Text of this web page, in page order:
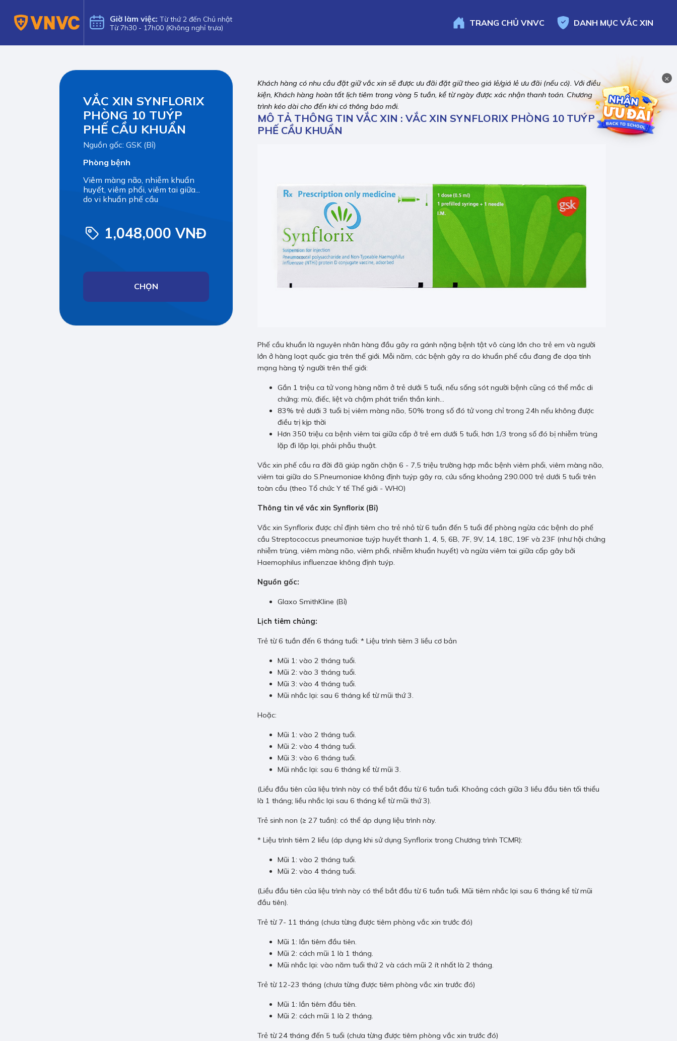
Giờ làm việc: Từ thứ 2 đến Chủ nhật
Từ 7h30 - 17h00 (Không nghỉ trưa)
TRANG CHỦVNVC DANH MỤC VẮC XIN
VẮC XIN SYNFLORIX
PHÒNG 10 TUÝP
PHẾ CẦU KHUẨN
Nguồn gốc: GSK (Bỉ)
Phòng bệnh
Viêm màng não, nhiễm khuẩn
huyết, viêm phổi, viêm tai giữa...
do vi khuẩn phế cầu
1,048,000 VNĐ
CHỌN
Khách hàng có nhu cầu đặt giữ vắc xin sẽ được ưu đãi đặt giữ theo giá lẻ/giá lẻ ưu đãi (nếu có). Với điều
kiện, Khách hàng hoàn tất lịch tiêm trong vòng 5 tuần, kể từ ngày được xác nhận thanh toán. Chương
trình kéo dài cho đến khi có thông báo mới.
MÔ TẢ THÔNG TIN VẮC XIN : VẮC XIN SYNFLORIX PHÒNG 10 TUÝP
PHẾ CẦU KHUẨN
Phế cầu khuẩn là nguyên nhân hàng đầu gây ra gánh nặng bệnh tật vô cùng lớn cho trẻ em và người
lớn ở hàng loạt quốc gia trên thế giới. Mỗi năm, các bệnh gây ra do khuẩn phế cầu đang đe dọa tính
mạng hàng tỷ người trên thế giới:
Gần 1 triệu ca tử vong hàng năm ở trẻ dưới 5 tuổi, nếu sống sót người bệnh cũng có thể mắc di
chứng: mù, điếc, liệt và chậm phát triển thần kinh…
83% trẻ dưới 3 tuổi bị viêm màng não, 50% trong số đó tử vong chỉ trong 24h nếu không được
điều trị kịp thời
Hơn 350 triệu ca bệnh viêm tai giữa cấp ở trẻ em dưới 5 tuổi, hơn 1/3 trong số đó bị nhiễm trùng
lặp đi lặp lại, phải phẫu thuật.
Vắc xin phế cầu ra đời đã giúp ngăn chặn 6 - 7,5 triệu trường hợp mắc bệnh viêm phổi, viêm màng não,
viêm tai giữa do S.Pneumoniae không định tuýp gây ra, cứu sống khoảng 290.000 trẻ dưới 5 tuổi trên
toàn cầu (theo Tổ chức Y tế Thế giới - WHO)
Thông tin về vắc xin Synflorix (Bỉ)
Vắc xin Synflorix được chỉ định tiêm cho trẻ nhỏ từ 6 tuần đến 5 tuổi để phòng ngừa các bệnh do phế
cầu Streptococcus pneumoniae tuýp huyết thanh 1, 4, 5, 6B, 7F, 9V, 14, 18C, 19F và 23F (như hội chứng
nhiễm trùng, viêm màng não, viêm phổi, nhiễm khuẩn huyết) và ngừa viêm tai giữa cấp gây bởi
Haemophilus influenzae không định tuýp.
Nguồn gốc:
Glaxo SmithKline (Bỉ)
Lịch tiêm chủng:
Trẻ từ 6 tuần đến 6 tháng tuổi: * Liệu trình tiêm 3 liều cơ bản
Mũi 1: vào 2 tháng tuổi.
Mũi 2: vào 3 tháng tuổi.
Mũi 3: vào 4 tháng tuổi.
Mũi nhắc lại: sau 6 tháng kể từ mũi thứ 3.
Hoặc:
Mũi 1: vào 2 tháng tuổi.
Mũi 2: vào 4 tháng tuổi.
Mũi 3: vào 6 tháng tuổi.
Mũi nhắc lại: sau 6 tháng kể từ mũi 3.
(Liều đầu tiên của liệu trình này có thể bắt đầu từ 6 tuần tuổi. Khoảng cách giữa 3 liều đầu tiên tối thiểu
là 1 tháng; liều nhắc lại sau 6 tháng kể từ mũi thứ 3).
Trẻ sinh non (≥ 27 tuần): có thể áp dụng liệu trình này.
* Liệu trình tiêm 2 liều (áp dụng khi sử dụng Synflorix trong Chương trình TCMR):
Mũi 1: vào 2 tháng tuổi.
Mũi 2: vào 4 tháng tuổi.
(Liều đầu tiên của liệu trình này có thể bắt đầu từ 6 tuần tuổi. Mũi tiêm nhắc lại sau 6 tháng kể từ mũi
đầu tiên).
Trẻ từ 7- 11 tháng (chưa từng được tiêm phòng vắc xin trước đó)
Mũi 1: lần tiêm đầu tiên.
Mũi 2: cách mũi 1 là 1 tháng.
Mũi nhắc lại: vào năm tuổi thứ 2 và cách mũi 2 ít nhất là 2 tháng.
Trẻ từ 12-23 tháng (chưa từng được tiêm phòng vắc xin trước đó)
Mũi 1: lần tiêm đầu tiên.
Mũi 2: cách mũi 1 là 2 tháng.
Trẻ từ 24 tháng đến 5 tuổi (chưa từng được tiêm phòng vắc xin trước đó)
×